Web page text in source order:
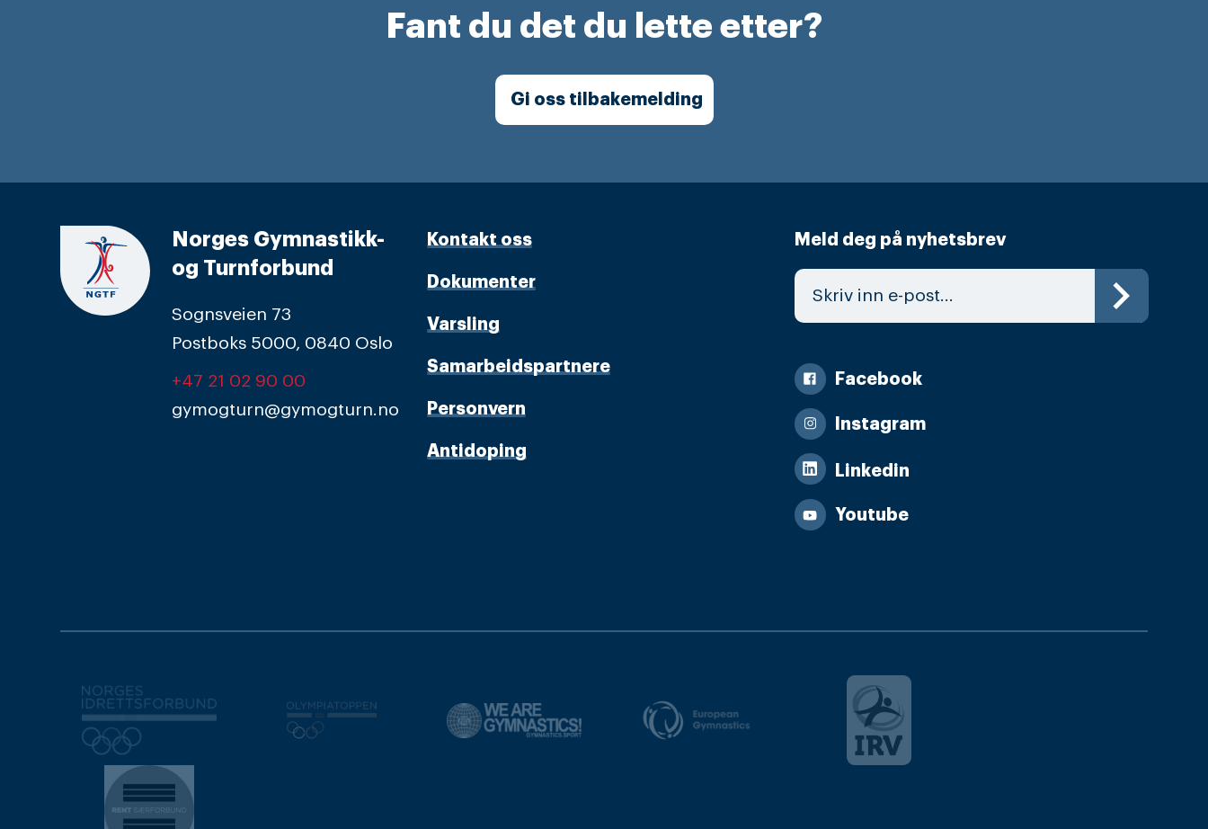
Fant du det du lette etter?
Gi oss tilbakemelding
Norges Gymnastikk-
og Turnforbund
Sognsveien 73
Postboks 5000, 0840 Oslo
+47 21 02 90 00
gymogturn@gymogturn.no
Kontakt oss
Dokumenter
Varsling
Samarbeidspartnere
Personvern
Antidoping
Meld deg på nyhetsbrev
Facebook
Instagram
Linkedin
Youtube